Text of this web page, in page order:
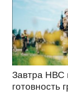
Завтра НВС
готовность